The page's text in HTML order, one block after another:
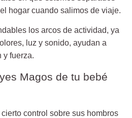
hogar cuando salimos de viaje.
los arcos de actividad, ya
luz y sonido, ayudan a
y fuerza.
Magos de tu bebé
control sobre sus hombros